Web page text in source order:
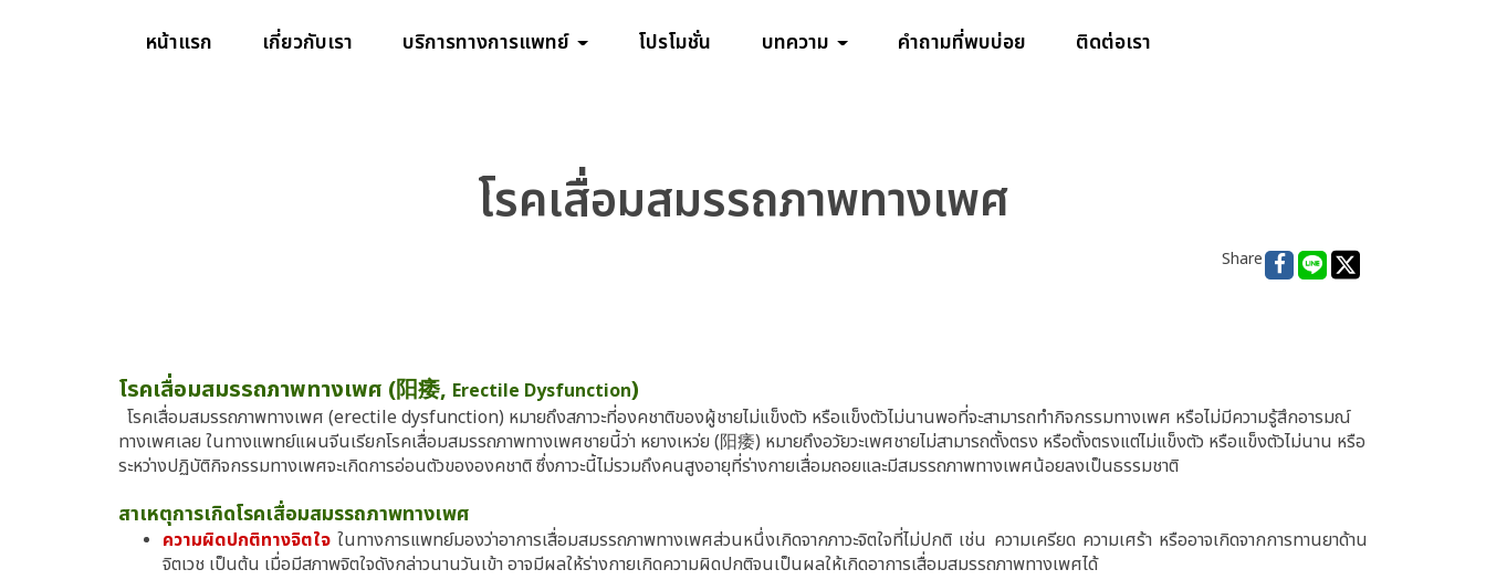
หน้าแรก เกี่ยวกับเรา บริการทางการแพทย์ โปรโมชั่น บทความ คำถามที่พบบ่อย ติดต่อเรา
โรคเสื่อมสมรรถภาพทางเพศ
Share
โรคเสื่อมสมรรถภาพทางเพศ (阳痿, Erectile Dysfunction)
โรคเสื่อมสมรรถภาพทางเพศ (erectile dysfunction) หมายถึงสภาวะที่องคชาติของผู้ชายไม่แข็งตัว หรือแข็งตัวไม่นานพอที่จะสามารถทำกิจกรรมทางเพศ หรือไม่มีความรู้สึกอารมณ์
ทางเพศเลย ในทางแพทย์แผนจีนเรียกโรคเสื่อมสมรรถภาพทางเพศชายนี้ว่า หยางเหว่ย (阳痿) หมายถึงอวัยวะเพศชายไม่สามารถตั้งตรง หรือตั้งตรงแต่ไม่แข็งตัว หรือแข็งตัวไม่นาน หรือ
ระหว่างปฏิบัติกิจกรรมทางเพศจะเกิดการอ่อนตัวขององคชาติ ซึ่งภาวะนี้ไม่รวมถึงคนสูงอายุที่ร่างกายเสื่อมถอยและมีสมรรถภาพทางเพศน้อยลงเป็นธรรมชาติ
สาเหตุการเกิดโรคเสื่อมสมรรถภาพทางเพศ
ความผิดปกติทางจิตใจ ในทางการแพทย์มองว่าอาการเสื่อมสมรรถภาพทางเพศส่วนหนึ่งเกิดจากภาวะจิตใจที่ไม่ปกติ เช่น ความเครียด ความเศร้า หรืออาจเกิดจากการทานยาด้าน
จิตเวช เป็นต้น เมื่อมีสภาพจิตใจดังกล่าวนานวันเข้า อาจมีผลให้ร่างกายเกิดความผิดปกติจนเป็นผลให้เกิดอาการเสื่อมสมรรถภาพทางเพศได้